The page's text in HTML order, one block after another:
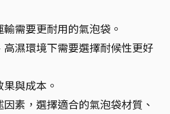
輸需要更耐用的氣泡袋。
高濕環境下需要選擇耐候性更好
與成本。
素，選擇適合的氣泡袋材質、